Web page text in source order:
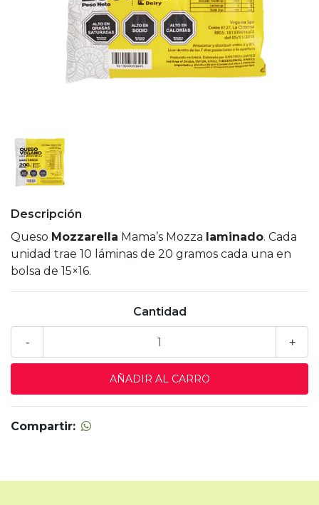
Descripción
Queso Mozzarella Mama’s Mozza laminado. Cada
unidad trae 10 láminas de 20 gramos cada una en
bolsa de 15×16.
Cantidad
+
-
Compartir: